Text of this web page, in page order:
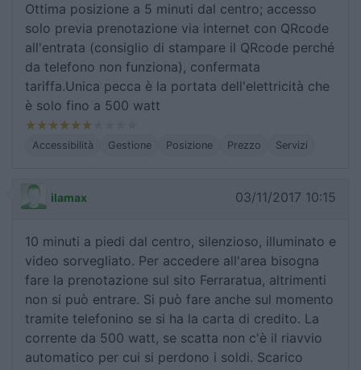
Ottima posizione a 5 minuti dal centro; accesso
solo previa prenotazione via internet con QRcode
all'entrata (consiglio di stampare il QRcode perché
da telefono non funziona), confermata
tariffa.Unica pecca è la portata dell'elettricità che
è solo fino a 500 watt
Accessibilità Gestione Posizione Prezzo Servizi
ilamax 03/11/2017 10:15
10 minuti a piedi dal centro, silenzioso, illuminato e
video sorvegliato. Per accedere all'area bisogna
fare la prenotazione sul sito Ferraratua, altrimenti
non si può entrare. Si può fare anche sul momento
tramite telefonino se si ha la carta di credito. La
corrente da 500 watt, se scatta non c'è il riavvio
automatico per cui si perdono i soldi. Scarico